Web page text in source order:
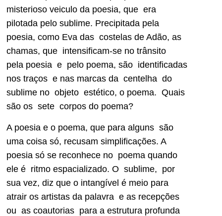
misterioso veiculo da poesia, que era
pilotada pelo sublime. Precipitada pela
poesia, como Eva das costelas de Adão, as
chamas, que intensificam-se no trânsito
pela poesia e pelo poema, são identificadas
nos traços e nas marcas da centelha do
sublime no objeto estético, o poema. Quais
são os sete corpos do poema?
A poesia e o poema, que para alguns são
uma coisa só, recusam simplificações. A
poesia só se reconhece no poema quando
ele é ritmo espacializado. O sublime, por
sua vez, diz que o intangível é meio para
atrair os artistas da palavra e as recepções
ou as coautorias para a estrutura profunda